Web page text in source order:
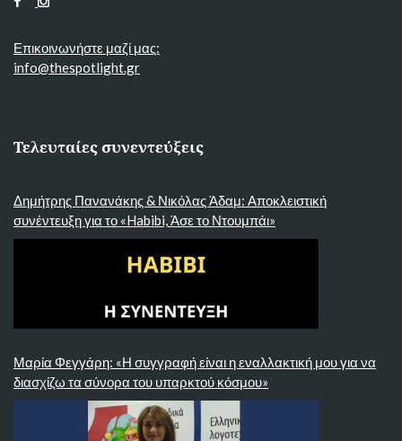
Επικοινωνήστε μαζί μας:
info@thespotlight.gr
Τελευταίες συνεντεύξεις
Δημήτρης Πανανάκης & Νικόλας Άδαμ: Αποκλειστική
συνέντευξη για το «Habibi, Άσε το Ντουμπάι»
Μαρία Φεγγάρη: «Η συγγραφή είναι η εναλλακτική μου για να
διασχίζω τα σύνορα του υπαρκτού κόσμου»